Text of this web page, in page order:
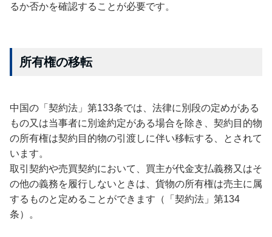
るか否かを確認することが必要です。
所有権の移転
中国の「契約法」第133条では、法律に別段の定めがある
もの又は当事者に別途約定がある場合を除き、契約目的物
の所有権は契約目的物の引渡しに伴い移転する、とされて
います。
取引契約や売買契約において、買主が代金支払義務又はそ
の他の義務を履行しないときは、貨物の所有権は売主に属
するものと定めることができます（「契約法」第134
条）。